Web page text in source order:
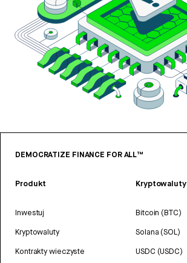
DEMOCRATIZE FINANCE FOR ALL™
Produkt
Inwestuj
Kryptowaluty
Kontrakty wieczyste
Kryptowaluty
Bitcoin (BTC)
Solana (SOL)
USDC (USDC)